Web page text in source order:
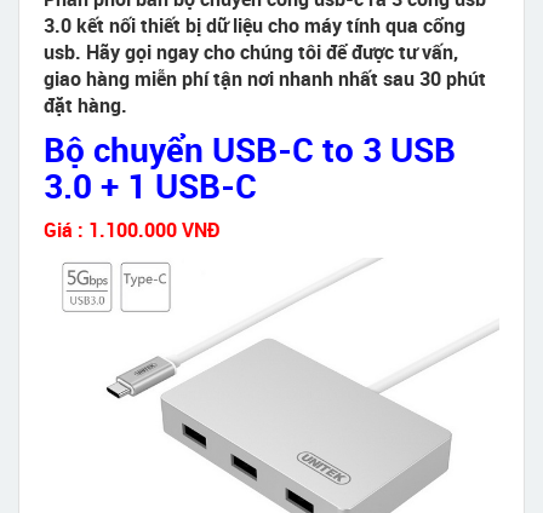
3.0 kết nối thiết bị dữ liệu cho máy tính qua cổng
usb. Hãy gọi ngay cho chúng tôi để được tư vấn,
giao hàng miễn phí tận nơi nhanh nhất sau 30 phút
đặt hàng.
Bộ chuyển USB-C to 3 USB
3.0 + 1 USB-C
Giá : 1.100.000 VNĐ